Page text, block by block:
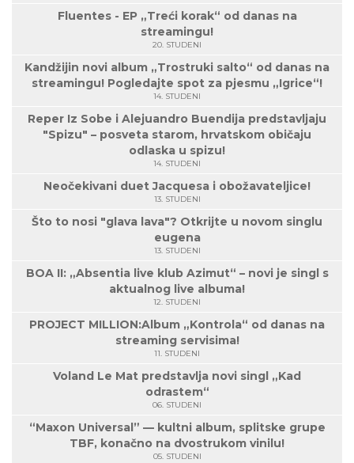
Fluentes - EP „Treći korak“ od danas na
streamingu!
20. STUDENI
Kandžijin novi album „Trostruki salto“ od danas na
streamingu! Pogledajte spot za pjesmu „Igrice“!
14. STUDENI
Reper Iz Sobe i Alejuandro Buendija predstavljaju
"Spizu" – posveta starom, hrvatskom običaju
odlaska u spizu!
14. STUDENI
Neočekivani duet Jacquesa i obožavateljice!
13. STUDENI
Što to nosi "glava lava"? Otkrijte u novom singlu
eugena
13. STUDENI
BOA II: „Absentia live klub Azimut“ – novi je singl s
aktualnog live albuma!
12. STUDENI
PROJECT MILLION:Album „Kontrola“ od danas na
streaming servisima!
11. STUDENI
Voland Le Mat predstavlja novi singl „Kad
odrastem“
06. STUDENI
“Maxon Universal” — kultni album, splitske grupe
TBF, konačno na dvostrukom vinilu!
05. STUDENI